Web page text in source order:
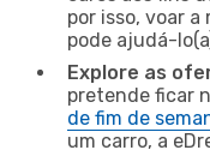
por isso, voar a
pode ajudá-
Explore as
pretende ficar
de fim de
um carro, a